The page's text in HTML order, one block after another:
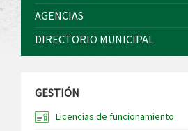
AGENCIAS
DIRECTORIO MUNICIPAL
GESTIÓN
Licencias de funcionamiento